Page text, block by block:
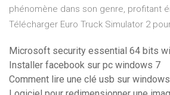
phénomène dans son genre, profitant
Télécharger Euro Truck Simulator 2
Microsoft security essential 64 bits
Installer facebook sur pc windows 7
Comment lire une clé usb sur